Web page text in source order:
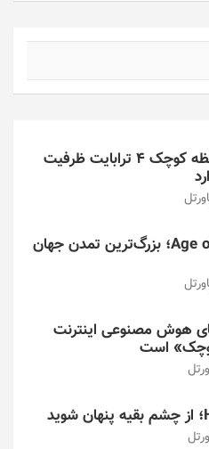
این کارت حافظه کوچک ۴ ترابایت ظرفیت
بازی/ Age of 2048؛ بزرگ‌ترین تمدن جهان
هوش مصنوعی اینترنت
است